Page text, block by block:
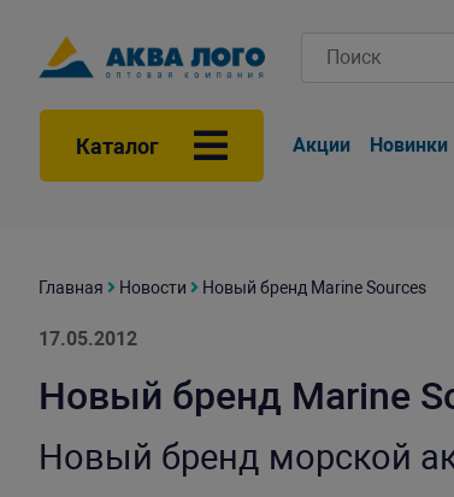
Каталог Акции Новинки
Главная Новости Новый бренд Marine Sources
17.05.2012
Новый бренд Marine
Новый бренд морской